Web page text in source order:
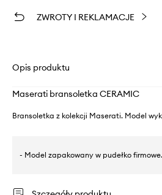
ZWROTY I REKLAMACJE
Opis produktu
Maserati bransoletka CERAMIC
Bransoletka z kolekcji Maserati. Model
- Model zapakowany w pudełko firmowe.